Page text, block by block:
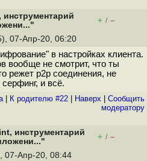
+ / –
07-Апр-20, 06:20
в настройках клиента.
вообще не смотрит, что ты
режет p2p соединения, не
и всё.
| К родителю #22 Наверх
Cообщить
модератору
инструментарий
+ / –
07-Апр-20, 08:44